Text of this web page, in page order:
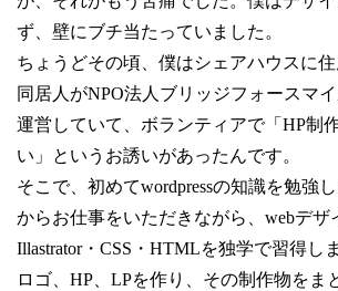
ず、壁にブチ当たっていました。
ちょうどその頃、僕はシェアハウスに住
同居人がNPO法人ブリッジフォースマ
運営していて、ボランティアで「 HP制
い」というお誘いがあったんです。
そこで、初めてwordpressの知識を勉強
からお仕事をいただきながら、 webデザ
Illastrator・ CSS・ HTMLを独学で習得し
ロゴ、 HP LPを作り、その制作物をま